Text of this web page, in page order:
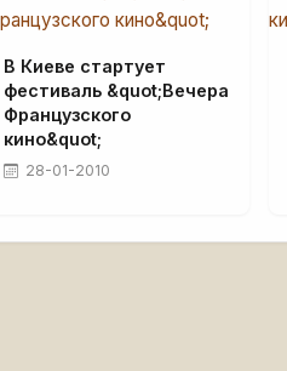
В Киеве стартует
фестиваль &quot;Вечера
Французского
кино&quot;
28-01-2010